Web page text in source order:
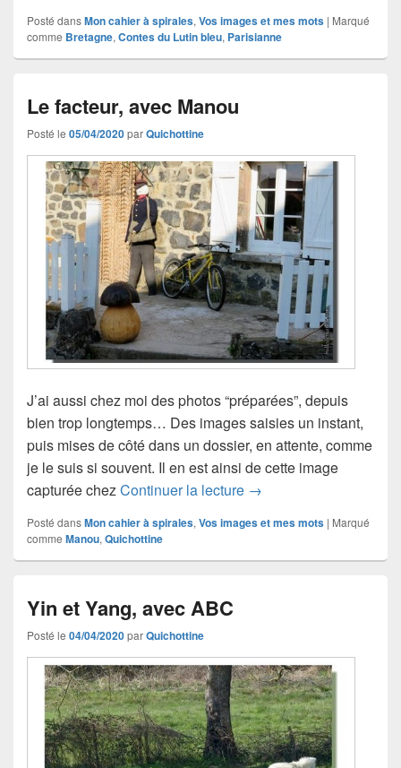
Posté dansMon cahier à spirales, Vos images et mes mots | Marqué
comme Bretagne, Contes du Lutin bleu, Parisianne
Le facteur, avec Manou
Posté le 05/04/2020parQuichottine
J’ai aussi chez moi des photos “préparées”, depuis
bien trop longtemps… Des images saisies un instant,
puis mises de côté dans un dossier, en attente, comme
je le suis si souvent. Il en est ainsi de cette image
capturée chez Continuer la lecture Le facteur, avec Manou
→
Posté dansMon cahier à spirales, Vos images et mes mots | Marqué
comme Manou, Quichottine
Yin et Yang, avec ABC
Posté le 04/04/2020parQuichottine